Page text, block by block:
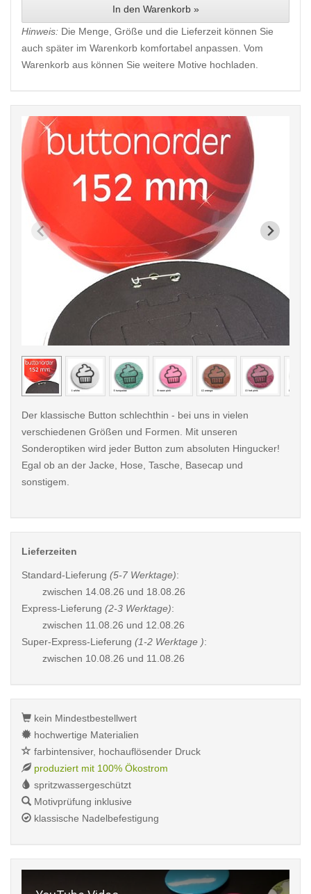
In den Warenkorb »
Hinweis: Die Menge, Größe und die Lieferzeit können Sie
auch später im Warenkorb komfortabel anpassen. Vom
Warenkorb aus können Sie weitere Motive hochladen.
< /picture>
Der klassische Button schlechthin - bei uns in vielen
verschiedenen Größen und Formen. Mit unseren
Sonderoptiken wird jeder Button zum absoluten Hingucker!
Egal ob an der Jacke, Hose, Tasche, Basecap und
sonstigem.
Lieferzeiten
Standard-Lieferung (5-7 Werktage):
zwischen 14.08.26 und 18.08.26
Express-Lieferung (2-3 Werktage):
zwischen 11.08.26 und 12.08.26
Super-Express-Lieferung (1-2 Werktage ):
zwischen 10.08.26 und 11.08.26
kein Mindestbestellwert
hochwertige Materialien
farbintensiver, hochauflösender Druck
produziert mit 100% Ökostrom
spritzwassergeschützt
Motivprüfung inklusive
klassische Nadelbefestigung